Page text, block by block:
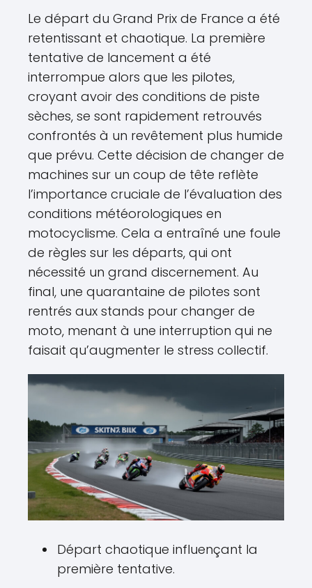
Le départ du Grand Prix de France a été
retentissant et chaotique. La première
tentative de lancement a été
interrompue alors que les pilotes,
croyant avoir des conditions de piste
sèches, se sont rapidement retrouvés
confrontés à un revêtement plus humide
que prévu. Cette décision de changer de
machines sur un coup de tête reflète
l’importance cruciale de l’évaluation des
conditions météorologiques en
motocyclisme. Cela a entraîné une foule
de règles sur les départs, qui ont
nécessité un grand discernement. Au
final, une quarantaine de pilotes sont
rentrés aux stands pour changer de
moto, menant à une interruption qui ne
faisait qu’augmenter le stress collectif.
Départ chaotique influençant la
première tentative.